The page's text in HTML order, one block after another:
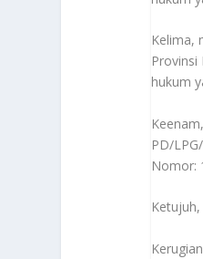
Kelima,
hukum
PD/
Nomor: